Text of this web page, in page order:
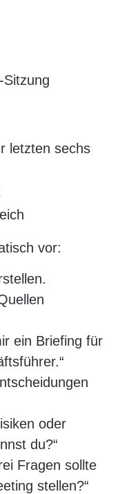
letzten sechs
vor:
ein Briefing für
oder
du?“
Fragen sollte
stellen?“